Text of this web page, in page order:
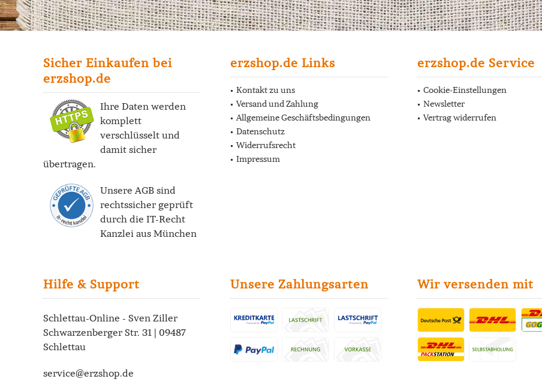
Sicher Einkaufen bei
erzshop.de
Ihre Daten werden
komplett
verschlüsselt und
damit sicher
übertragen.
Unsere AGB sind
rechtssicher geprüft
durch die IT-Recht
Kanzlei aus München
erzshop.de Links
Kontakt zu uns
Versand und Zahlung
Allgemeine Geschäftsbedingungen
Datenschutz
Widerrufsrecht
Impressum
erzshop.de Service
Cookie-Einstellungen
Newsletter
Vertrag widerrufen
Hilfe & Support
Schlettau-Online - Sven Ziller
Schwarzenberger Str. 31 | 09487
Schlettau
service@erzshop.de
Unsere Zahlungsarten Wir versenden mit